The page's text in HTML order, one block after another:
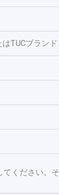
TUCブランド
ください。